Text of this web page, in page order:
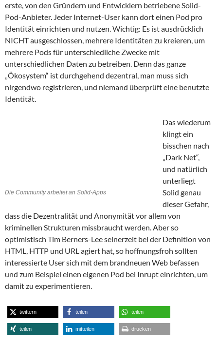
erste, von den Gründern und Entwicklern betriebene Solid-
Pod-Anbieter. Jeder Internet-User kann dort einen Pod pro
Identität einrichten und nutzen. Wichtig: Es ist ausdrücklich
NICHT ausgeschlossen, mehrere Identitäten zu kreieren, um
mehrere Pods für unterschiedliche Zwecke mit
unterschiedlichen Daten zu betreiben. Denn das ganze
„Ökosystem“ ist durchgehend dezentral, man muss sich
nirgendwo registrieren, und niemand überprüft eine benutzte
Identität.
Die Community arbeitet an Solid-Apps
Das wiederum
klingt ein
bisschen nach
„Dark Net“,
und natürlich
unterliegt
Solid genau
dieser Gefahr,
dass die Dezentralität und Anonymität vor allem von
kriminellen Strukturen missbraucht werden. Aber so
optimistisch Tim Berners-Lee seinerzeit bei der Definition von
HTML, HTTP und URL agiert hat, so hoffnungsfroh sollten
interessierte User sich mit dem brandneuen Web befassen
und zum Beispiel einen eigenen Pod bei Inrupt einrichten, um
damit zu experimentieren.
twittern teilen teilen
teilen mitteilen drucken